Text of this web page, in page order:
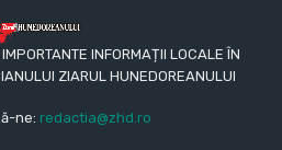
INFORMAȚII LOCALE ÎN
ZIARUL HUNEDOREANULUI
ne: redactia@zhd.ro